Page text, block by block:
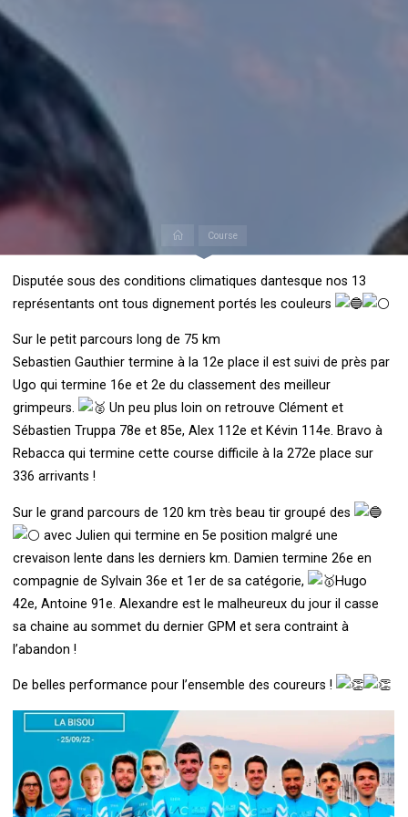
AccueilCourse
Disputée sous des conditions climatiques dantesque nos 13
représentants ont tous dignement portés les couleurs
Sur le petit parcours long de 75 km
Sebastien Gauthier termine à la 12e place il est suivi de près par
Ugo qui termine 16e et 2e du classement des meilleur
grimpeurs.
Un peu plus loin on retrouve Clément et
Sébastien Truppa 78e et 85e, Alex 112e et Kévin 114e. Bravo à
Rebacca qui termine cette course difficile à la 272e place sur
336 arrivants !
Sur le grand parcours de 120 km très beau tir groupé des
avec Julien qui termine en 5e position malgré une
crevaison lente dans les derniers km. Damien termine 26e en
compagnie de Sylvain 36e et 1er de sa catégorie,
Hugo
42e, Antoine 91e. Alexandre est le malheureux du jour il casse
sa chaine au sommet du dernier GPM et sera contraint à
l’abandon !
De belles performance pour l’ensemble des coureurs !